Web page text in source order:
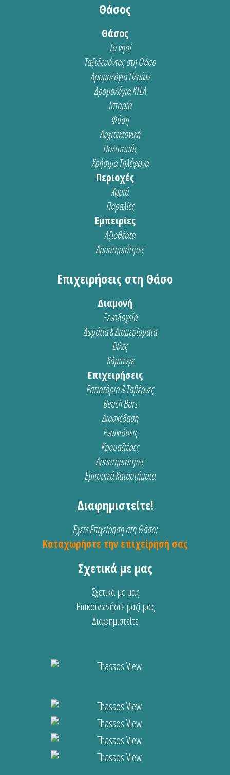
Θάσος
Θάσος
Το νησί
Ταξιδευόντας στη Θάσο
Δρομολόγια Πλοίων
Δρομολόγια ΚΤΕΛ
Ιστορία
Φύση
Αρχιτεκτονική
Πολιτισμός
Χρήσιμα Τηλέφωνα
Περιοχές
Χωριά
Παραλίες
Εμπειρίες
Αξιοθέατα
Δραστηριότητες
Επιχειρήσεις στη Θάσο
Διαμονή
Ξενοδοχεία
Δωμάτια & Διαμερίσματα
Βίλες
Κάμπινγκ
Επιχειρήσεις
Εστιατόρια & Ταβέρνες
Beach Bars
Διασκέδαση
Ενοικιάσεις
Κρουαζιέρες
Δραστηριότητες
Εμπορικά Καταστήματα
Διαφημιστείτε!
Έχετε Επιχείρηση στη Θάσο;
Καταχωρήστε την επιχείρησή σας
Σχετικά με μας
Σχετικά με μας
Επικοινωνήστε μαζί μας
Διαφημιστείτε